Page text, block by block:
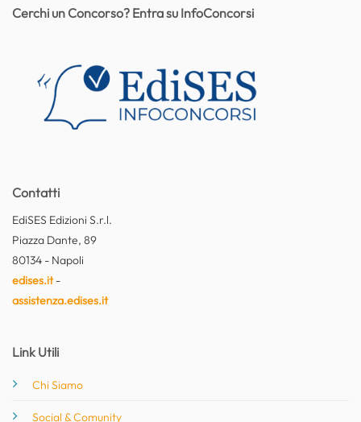
Contatti
EdiSES Edizioni S.r.l.
Piazza Dante, 89
80134 - Napoli
edises.it-
assistenza.edises.it
Link Utili
Chi Siamo
Social & Comunity
Cerchi un Concorso? Entra su InfoConcorsi